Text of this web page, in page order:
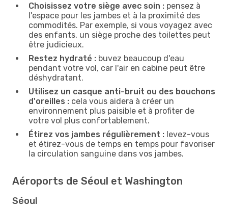
Choisissez votre siège avec soin : pensez à
l'espace pour les jambes et à la proximité des
commodités. Par exemple, si vous voyagez avec
des enfants, un siège proche des toilettes peut
être judicieux.
Restez hydraté : buvez beaucoup d'eau
pendant votre vol, car l'air en cabine peut être
déshydratant.
Utilisez un casque anti-bruit ou des bouchons
d'oreilles : cela vous aidera à créer un
environnement plus paisible et à profiter de
votre vol plus confortablement.
Étirez vos jambes régulièrement : levez-vous
et étirez-vous de temps en temps pour favoriser
la circulation sanguine dans vos jambes.
Aéroports de Séoul et Washington
Séoul